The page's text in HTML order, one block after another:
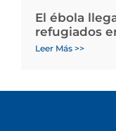
El ébola
refugiados
Leer Más >>